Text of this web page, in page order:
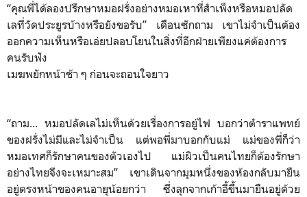
“คุณพี่ได้ลองปรึกษาหมอฝรั่งอย่างหมอเหาที่สำเพ็งหรือหมอปลัด
เลที่วัดประยูรบ้างหรือยังขอรับ” เดือนซักถาม เขาไม่จำเป็นต้อง
ออกความเห็นหรือเอ่ยปลอบโยนในสิ่งที่อีกฝ่ายเพียงแค่ต้องการ
คนรับฟัง
เมฆพยักหน้าช้า ๆ ก่อนจะถอนใจยาว
“ถาม... หมอปลัดเลไม่เห็นด้วยเรื่องการอยู่ไฟ บอกว่าตำราแพทย์
ของฝรั่งไม่มีและไม่จำเป็น แต่พอพี่มาบอกกับแม่ แม่ของพี่ก็ว่า
หมอเทศก็รักษาคนของตัวเองไป แม่ผิวเป็นคนไทยก็ต้องรักษา
อย่างไทยจึงจะเหมาะสม” เขาเดินจากมุมหนึ่งของห้องกลับมายืน
อยู่ตรงหน้าของคนอายุน้อยกว่า ซึ่งลุกจากเก้าอี้ขึ้นมายืนอยู่ด้วย